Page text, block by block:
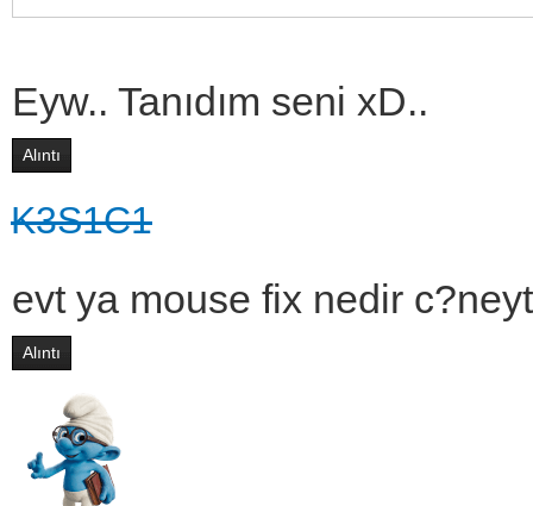
Eyw.. Tanıdım seni xD..
Alıntı
K3S1C1
evt ya mouse fix nedir
Alıntı